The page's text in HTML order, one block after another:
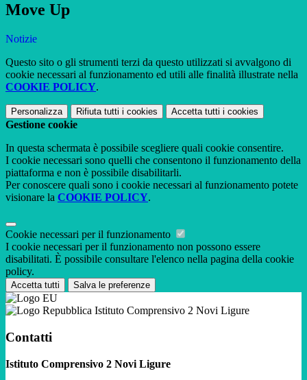
Move Up
Notizie
Questo sito o gli strumenti terzi da questo utilizzati si avvalgono di
cookie necessari al funzionamento ed utili alle finalità illustrate nella
COOKIE POLICY.
Personalizza Rifiuta tutti i cookies Accetta tutti i cookies
Gestione cookie
In questa schermata è possibile scegliere quali cookie consentire.
I cookie necessari sono quelli che consentono il funzionamento della
piattaforma e non è possibile disabilitarli.
Per conoscere quali sono i cookie necessari al funzionamento potete
visionare la COOKIE POLICY.
Cookie necessari per il funzionamento
I cookie necessari per il funzionamento non possono essere
disabilitati. È possibile consultare l'elenco nella pagina della cookie
policy.
Accetta tutti Salva le preferenze
Istituto Comprensivo 2 Novi Ligure
Contatti
Istituto Comprensivo 2 Novi Ligure